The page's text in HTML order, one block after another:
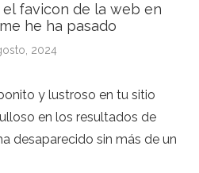
el favicon de la web en
he ha pasado
2024
y lustroso en tu sitio
en los resultados de
desaparecido sin más de un